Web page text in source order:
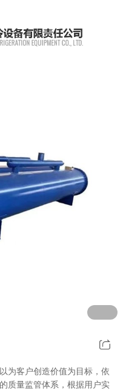
为客户创造价值为目标，依
质量监管体系，根据用户实